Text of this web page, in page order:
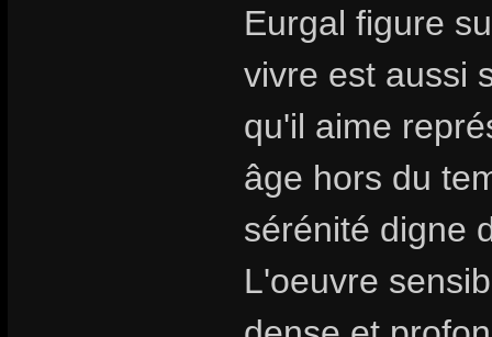
Eurgal figure
vivre est aussi
qu'il aime
âge hors du
sérénité digne
L'oeuvre